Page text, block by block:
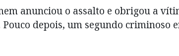
anunciou o assalto e obrigou a
Pouco depois, um segundo